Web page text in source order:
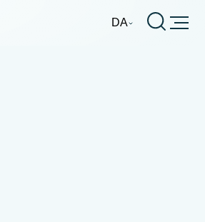
DA Burger